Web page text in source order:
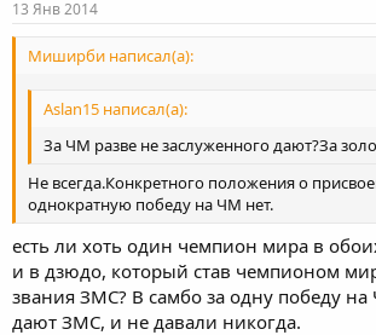
13 Янв 2014
Миширби написал(а):
Aslan15 написал(а):
За ЧМ разве не заслуженного дают?За
Не всегда.Конкретного положения о
однократную победу на ЧМ нет.
есть ли хоть один чемпион мира в
и в дзюдо, который став чемпионом
звания ЗМС? В самбо за одну победу
дают ЗМС, и не давали никогда.